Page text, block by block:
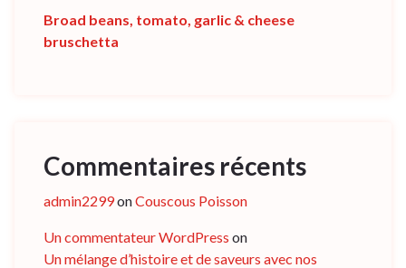
Broad beans, tomato, garlic & cheese
bruschetta
Commentaires récents
admin2299onCouscous Poisson
Un commentateur WordPress on
Un mélange d’histoire et de saveurs avec nos